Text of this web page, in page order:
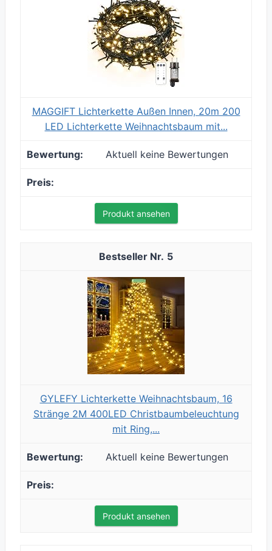
MAGGIFT Lichterkette Außen Innen, 20m 200
LED Lichterkette Weihnachtsbaum mit...
Aktuell keine Bewertungen
Produkt ansehen
5
GYLEFY Lichterkette Weihnachtsbaum, 16
Stränge 2M 400LED Christbaumbeleuchtung
mit Ring,...
Aktuell keine Bewertungen
Produkt ansehen